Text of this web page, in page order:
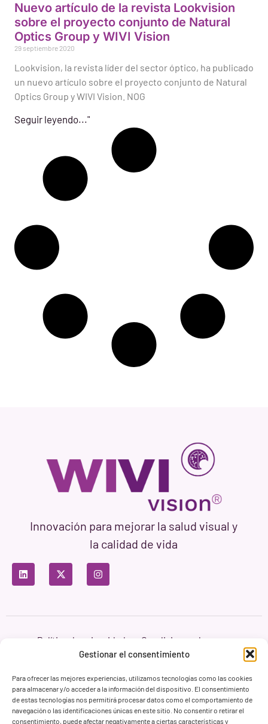
Gestionar el consentimiento
Para ofrecer las mejores experiencias, utilizamos tecnologías como las cookies
para almacenar y/o acceder a la información del dispositivo. El consentimiento
de estas tecnologías nos permitirá procesar datos como el comportamiento de
navegación o las identificaciones únicas en este sitio. No consentir o retirar el
consentimiento, puede afectar negativamente a ciertas características y
Nuevo artículo de la revista Lookvision
sobre el proyecto conjunto de Natural
Optics Group y WIVI Vision
29 septiembre 2020
Lookvision, la revista líder del sector óptico, ha publicado
un nuevo artículo sobre el proyecto conjunto de Natural
Optics Group y WIVI Vision. NOG
Seguir leyendo..."
Innovación para mejorar la salud visual y
la calidad de vida
Política de privacidad
Condiciones de uso
Política de cookies